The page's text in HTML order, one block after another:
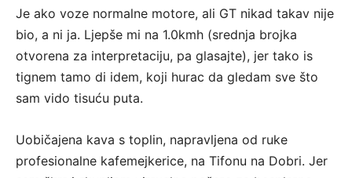
Je ako voze normalne motore, ali GT nikad takav nije
bio, a ni ja. Ljepše mi na 1.0kmh (srednja brojka
otvorena za interpretaciju, pa glasajte), jer tako is
tignem tamo di idem, koji hurac da gledam sve što
sam vido tisuću puta.
Uobičajena kava s toplin, napravljena od ruke
profesionalne kafemejkerice, na Tifonu na Dobri. Jer